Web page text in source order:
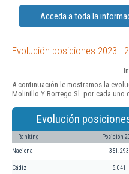
Acceda a toda la
Evolución posiciones 2023 -
A continuación le mostramos la
Molinillo Y Borrego Sl. por cada uno
Evolución
Ranking Posición
Nacional 351.293
Cádiz 5.041